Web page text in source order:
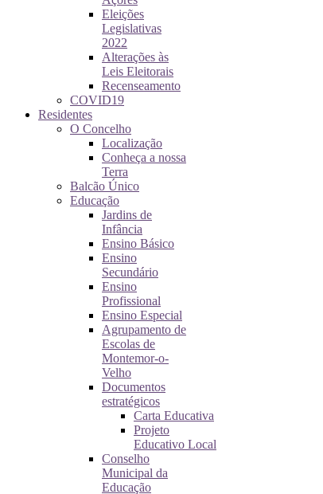
Eleições
Legislativas
2022
Alterações às
Leis Eleitorais
Recenseamento
COVID19
Residentes
O Concelho
Localização
Conheça a nossa
Terra
Balcão Único
Educação
Jardins de
Infância
Ensino Básico
Ensino
Secundário
Ensino
Profissional
Ensino Especial
Agrupamento de
Escolas de
Montemor-o-
Velho
Documentos
estratégicos
Carta Educativa
Projeto
Educativo Local
Conselho
Municipal da
Educação